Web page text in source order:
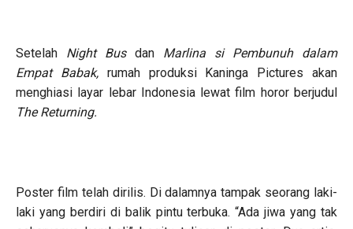
Setelah Night Bus dan Marlina si Pembunuh dalam
Empat Babak, rumah produksi Kaninga Pictures akan
menghiasi layar lebar Indonesia lewat film horor berjudul
The Returning.
Poster film telah dirilis. Di dalamnya tampak seorang laki-
laki yang berdiri di balik pintu terbuka. “Ada jiwa yang tak